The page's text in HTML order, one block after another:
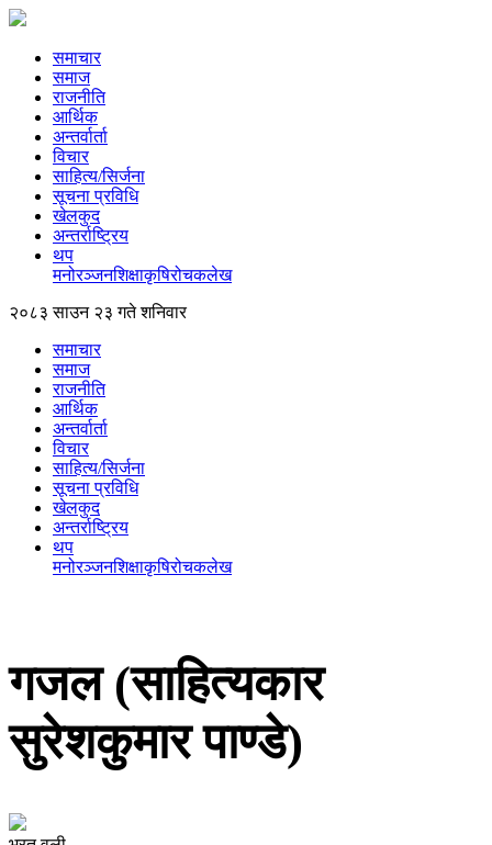
समाचार
समाज
राजनीति
आर्थिक
अन्तर्वार्ता
विचार
साहित्य/सिर्जना
सूचना प्रविधि
खेलकुद
अन्तर्राष्ट्रिय
थप
मनोरञ्‍जनशिक्षाकृषिरोचकलेख
२०८३ साउन २३ गते शनिवार
समाचार
समाज
राजनीति
आर्थिक
अन्तर्वार्ता
विचार
साहित्य/सिर्जना
सूचना प्रविधि
खेलकुद
अन्तर्राष्ट्रिय
थप
मनोरञ्‍जनशिक्षाकृषिरोचकलेख
गजल (साहित्यकार
सुरेशकुमार पाण्डे)